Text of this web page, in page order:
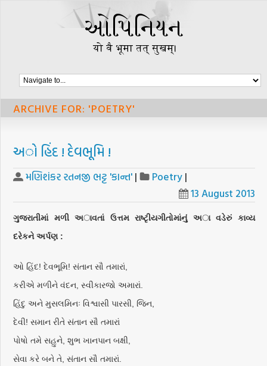
ARCHIVE FOR: 'POETRY'
અો હિંદ ! દેવભૂમિ !
મણિશંકર રતનજી ભટ્ટ 'કાન્ત' | Poetry |
13 August 2013
ગુજરાતીમાં મળી અાવતાં ઉત્તમ રાષ્ટૃીયગીતોમાંનું અા વડેરું કાવ્ય
દરેકને અર્પણ :
ઓ હિંદ! દેવભૂમિ! સંતાન સૌ તમારાં,
કરીએ મળીને વંદન, સ્વીકારજો અમારાં.
હિંદુ અને મુસલમિનઃ વિશ્વાસી પારસી, જિન,
દેવી! સમાન રીતે સંતાન સૌ તમારાં
પોષો તમે સહુને, શુભ ખાનપાન બક્ષી,
સેવા કરે બને તે, સંતાન સૌ તમારાં.